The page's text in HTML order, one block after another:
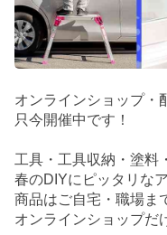
オンラインショップ・
只今開催中です！
工具・工具収納・塗料
春のDIYにピッタリな
商品はご自宅・職場ま
オンラインショップだ